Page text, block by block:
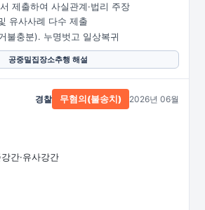
제출하여 사실관계·법리 주장
유사사례 다수 제출
불충분). 누명벗고 일상복귀
공중밀집장소추행 해설
간·유사강간
경찰 무혐의(불송치) 2026년 06월